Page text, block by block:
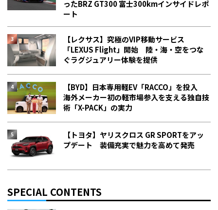
った――BRZ GT300 富士300kmインサイドレポ
ート
【レクサス】究極のVIP移動サービス
「LEXUS Flight」開始 陸・海・空をつな
ぐラグジュアリー体験を提供
【BYD】日本専用軽EV「RACCO」を投入
海外メーカー初の軽市場参入を支える独自技
術「X-PACK」の実力
【トヨタ】ヤリスクロス GR SPORTをアッ
プデート 装備充実で魅力を高めて発売
SPECIAL CONTENTS